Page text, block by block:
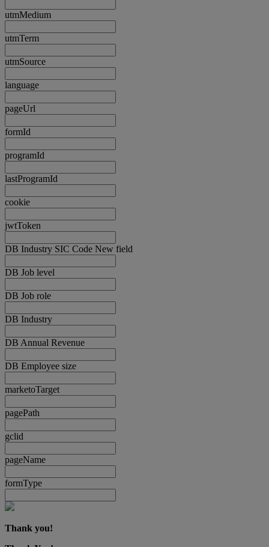
utmMedium
utmTerm
utmSource
language
pageUrl
formId
programId
lastProgramId
cookie
jwtToken
DB Industry SIC Code New field
DB Job level
DB Job role
DB Industry
DB Annual Revenue
DB Employee size
marketoTarget
pagePath
gclid
pageName
formType
Thank you!